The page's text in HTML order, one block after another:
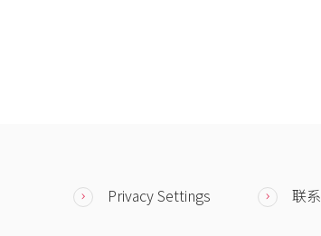
Privacy Settings 联